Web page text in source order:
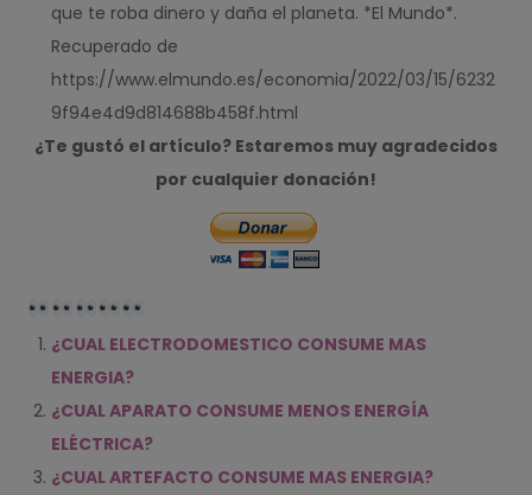
que te roba dinero y daña el planeta. *El Mundo*.
Recuperado de
https://www.elmundo.es/economia/2022/03/15/6232
9f94e4d9d814688b458f.html
¿Te gustó el artículo? Estaremos muy agradecidos
por cualquier donación!
¿CUAL ELECTRODOMESTICO CONSUME MAS
ENERGIA?
¿CUAL APARATO CONSUME MENOS ENERGÍA
ELÉCTRICA?
¿CUAL ARTEFACTO CONSUME MAS ENERGIA?